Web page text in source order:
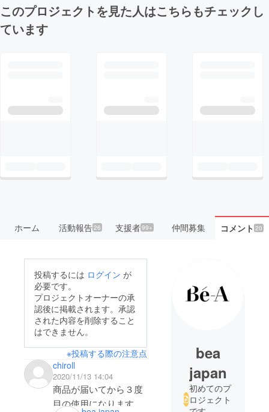
このプロジェクトを見た人はこちらもチェックし
ています
ホーム 活動報告26 支援者99+ 仲間募集 コメント20
投稿するには ログイン が
必要です。
プロジェクトオーナーの承
認後に掲載されます。承認
された内容を削除すること
はできません。
※投稿する際の注意点
chiroll
2020/11/13 14:04
商品が届いてから３度
目の使用になります
bea
japan
初めてのプ
ロジェクト